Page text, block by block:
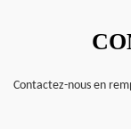
Contactez-nous en